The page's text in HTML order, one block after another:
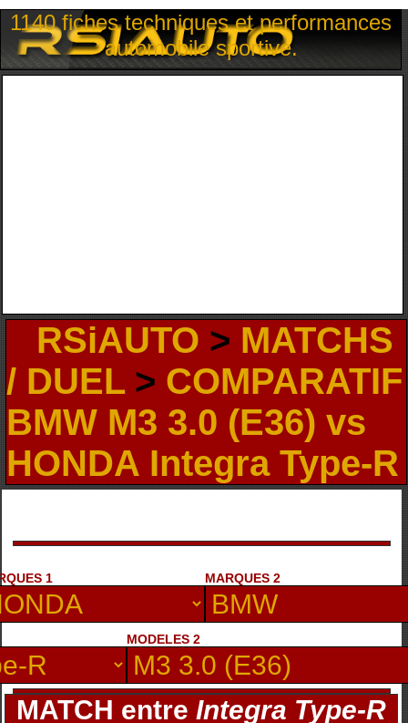
1140 fiches techniques et performances
automobile sportive.
RSiAUTO > MATCHS
/ DUEL> COMPARATIF
BMW M3 3.0 (E36) vs
HONDA Integra Type-R
1 MARQUES 2
MODELES 2
MATCH entreIntegra Type-R